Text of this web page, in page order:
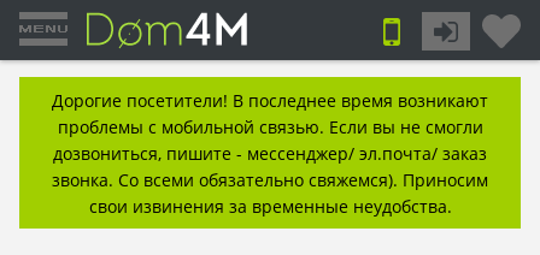
Дорогие посетители! В последнее время возникают
проблемы с мобильной связью. Если вы не смогли
дозвониться, пишите - мессенджер/ эл.почта/ заказ
звонка. Со всеми обязательно свяжемся). Приносим
свои извинения за временные неудобства.